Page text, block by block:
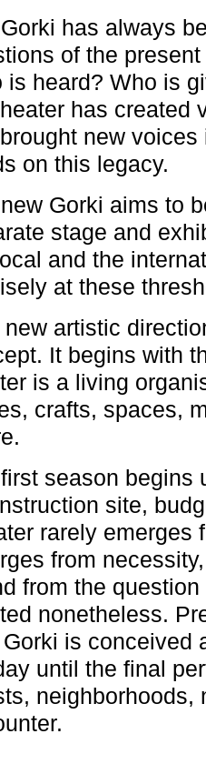
has always
of the
is heard? Who is
has created
new
on this legacy.
Gorki aims to
stage and
and the
at these
artistic
It begins with
is a living
crafts, spaces,
season begins
site,
rarely emerges
from
from the question
nonetheless.
is conceived
until the final
neighborhoods,